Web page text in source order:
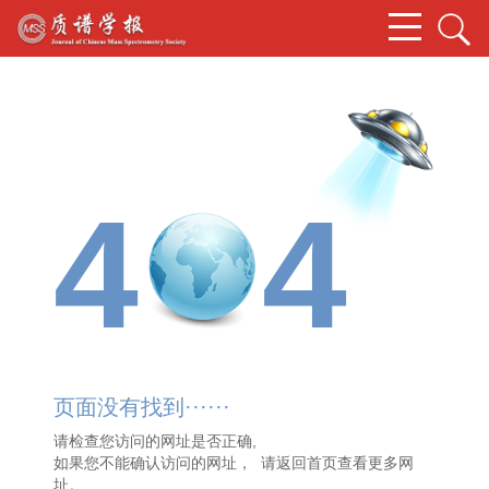
4 4
页面没有找到······
请检查您访问的网址是否正确,
如果您不能确认访问的网址， 请返回首页查看更多网
址。